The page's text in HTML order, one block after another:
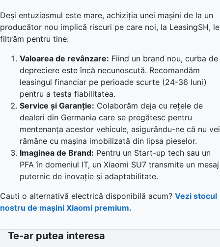
Deși entuziasmul este mare, achiziția unei mașini de la un
producător nou implică riscuri pe care noi, la LeasingSH, le
filtrăm pentru tine:
Valoarea de revânzare: Fiind un brand nou, curba de
depreciere este încă necunoscută. Recomandăm
leasingul financiar pe perioade scurte (24-36 luni)
pentru a testa fiabilitatea.
Service și Garanție: Colaborăm deja cu rețele de
dealeri din Germania care se pregătesc pentru
mentenanța acestor vehicule, asigurându-ne că nu vei
rămâne cu mașina imobilizată din lipsa pieselor.
Imaginea de Brand: Pentru un Start-up tech sau un
PFA în domeniul IT, un Xiaomi SU7 transmite un mesaj
puternic de inovație și adaptabilitate.
Cauti o alternativă electrică disponibilă acum? Vezi stocul
nostru de mașini Xiaomi premium.
Te-ar putea interesa